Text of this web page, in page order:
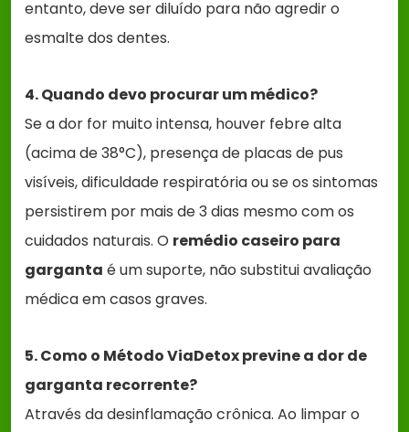
entanto, deve ser diluído para não agredir o
esmalte dos dentes.
4. Quando devo procurar um médico?
Se a dor for muito intensa, houver febre alta
(acima de 38°C), presença de placas de pus
visíveis, dificuldade respiratória ou se os sintomas
persistirem por mais de 3 dias mesmo com os
cuidados naturais. O remédio caseiro para
garganta é um suporte, não substitui avaliação
médica em casos graves.
5. Como o Método ViaDetox previne a dor de
garganta recorrente?
Através da desinflamação crônica. Ao limpar o